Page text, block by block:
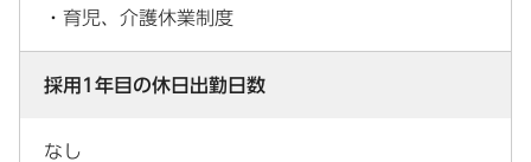
・育児、介護休業制度
採用1年目の休日出勤日数
なし